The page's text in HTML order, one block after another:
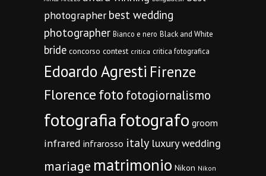
photographer best wedding
photographer Bianco e nero Black and White
bride concorso contest critica critica fotografica
Edoardo Agresti Firenze
Florencefoto fotogiornalismo
fotografiafotografo groom
infrared infrarosso italy luxury wedding
mariage matrimonio Nikon Nikon